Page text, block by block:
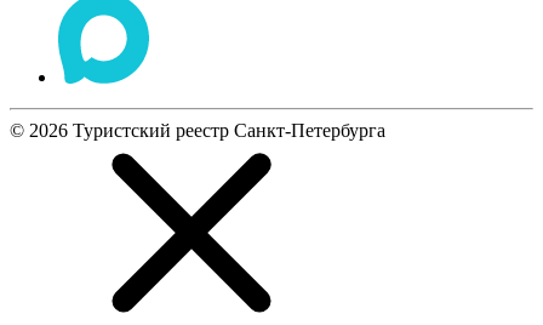
© 2026 Туристский реестр Санкт-Петербурга